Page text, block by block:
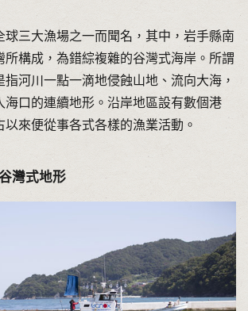
球三大漁場之一而聞名，其中，岩手縣南
所構成，為錯綜複雜的谷灣式海岸。所謂
指河川一點一滴地侵蝕山地、流向大海，
海口的連續地形。沿岸地區設有數個港
以來便從事各式各樣的漁業活動。
灣式地形